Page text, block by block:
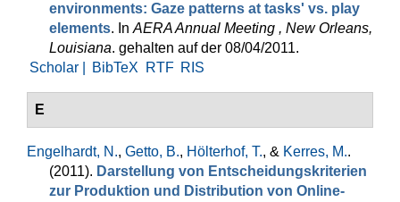
environments: Gaze patterns at tasks' vs. play
elements. In AERA Annual Meeting , New Orleans,
Louisiana. gehalten auf der 08/04/2011.
Scholar |
BibTeX RTF RIS
E
Engelhardt, N., Getto, B., Hölterhof, T., & Kerres, M..
(2011). Darstellung von Entscheidungskriterien
zur Produktion und Distribution von Online-